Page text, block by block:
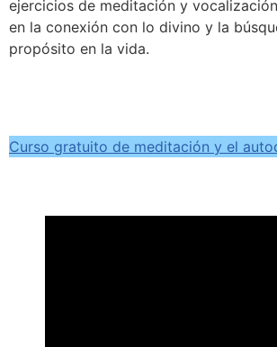
ejercicios de meditación y
en la conexión con lo divino y la
propósito en la vida.
Curso gratuito de meditación y el